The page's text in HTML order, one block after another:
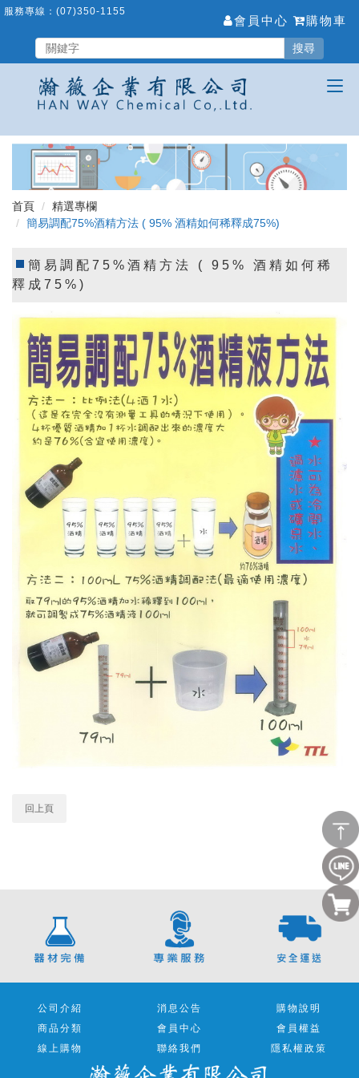
跳
要
服務專線： (07)350-1155
會員中心 購物車
搜尋
首頁
精選專欄
簡易調配75%酒精方法 ( 95% 酒精如何稀釋成75%)
簡易調配75%酒精方法 ( 95% 酒精如何稀
釋成75%)
回上頁
公司介紹 消息公告
購物說明
商品分類
會員中心
會員權益
線上購物
聯絡我們 隱私權政策